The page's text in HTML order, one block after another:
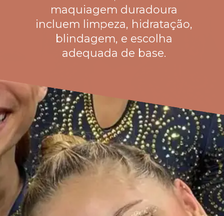
maquiagem duradoura
incluem limpeza, hidratação,
blindagem, e escolha